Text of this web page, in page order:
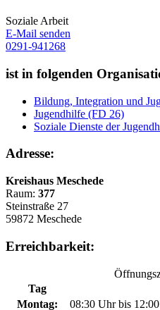
Soziale Arbeit
E-Mail senden
0291-941268
ist in folgenden
Bildung, Integration und
Jugendhilfe (FD 26)
Soziale Dienste der
Adresse:
Kreishaus Meschede
Raum: 377
Steinstraße 27
59872 Meschede
Erreichbarkeit:
Tag
Montag:
08:30 Uhr bis